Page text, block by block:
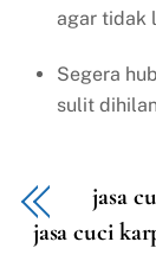
agar tidak
Segera
sulit
jasa
jasa cuci